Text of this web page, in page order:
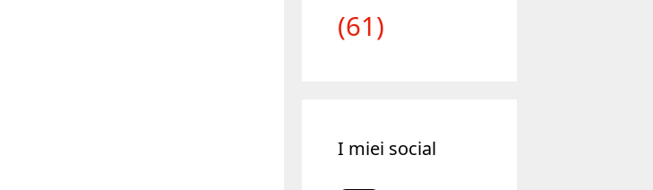
(61)
I miei social